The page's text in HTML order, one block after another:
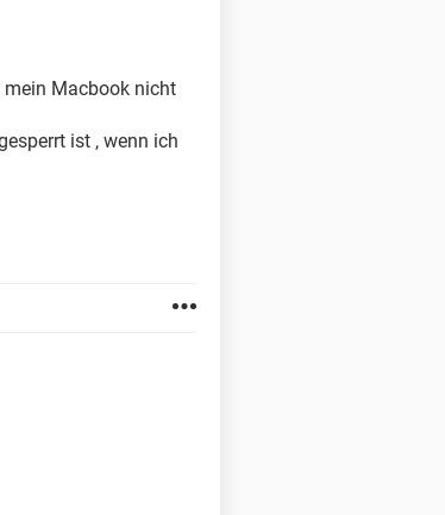
mein Macbook nicht
ist , wenn ich